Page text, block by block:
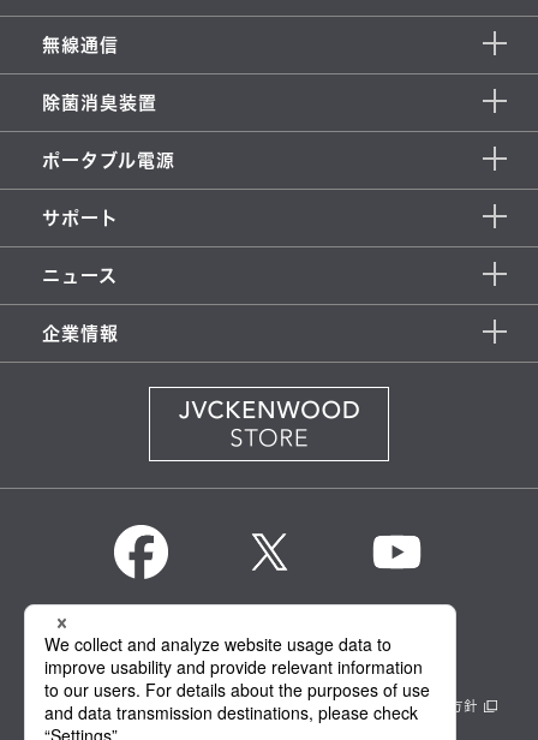
無線通信
除菌消臭装置
ポータブル電源
サポート
ニュース
企業情報
KENWOOD Global
情報セキュリティ基本方針 製品安全に関する基本方針